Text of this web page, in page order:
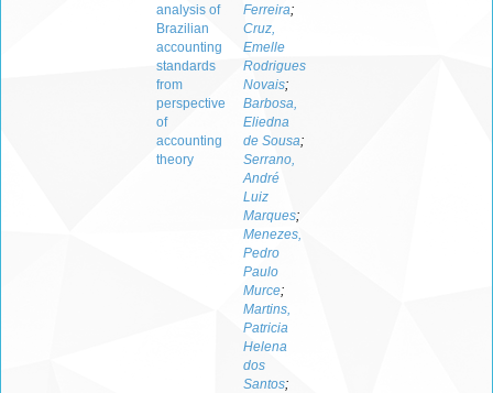
analysis of
Brazilian
accounting
standards
from
perspective
of
accounting
theory
Ferreira;
Cruz,
Emelle
Rodrigues
Novais;
Barbosa,
Eliedna
de Sousa;
Serrano,
André
Luiz
Marques;
Menezes,
Pedro
Paulo
Murce;
Martins,
Patricia
Helena
dos
Santos;